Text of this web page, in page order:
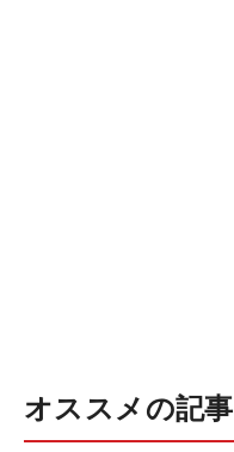
オススメの記事